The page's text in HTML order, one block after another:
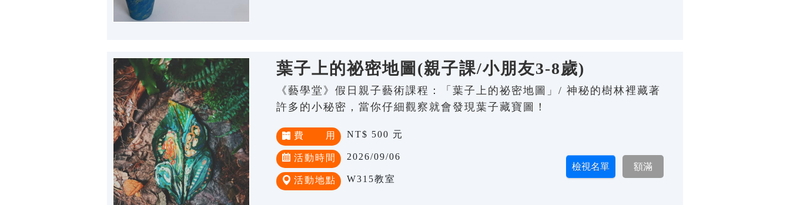
葉子上的祕密地圖(親子課/小朋友3-8歲)
《藝學堂》假日親子藝術課程：「葉子上的祕密地圖」/ 神秘的樹林裡藏著
許多的小秘密，當你仔細觀察就會發現葉子藏寶圖！
費 用 NT$ 500 元
活動時間 2026/09/06
活動地點 W315教室